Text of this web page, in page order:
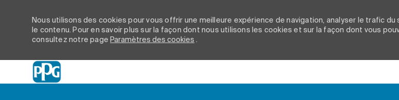
Nous utilisons des cookies pour vous offrir une meilleure expérience de navigation, analyser le trafic
le contenu. Pour en savoir plus sur la façon dont nous utilisons les cookies et sur la façon dont vous
consultez notre page Paramètres des cookies .